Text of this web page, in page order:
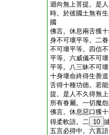
迴向無上菩提。是
時。於彼國土無有
國
佛言。休息兩舌獲
身不可壞平等。二
不可壞平等。四信
平等。六威儀不可
平等。八三昧不可
十身壞命終得生善
舌得十種功徳。若
提。是人不久得無
所有眷屬。一切魔
佛言。休息惡口獲
得柔軟語。二 10
五言必得中。六直